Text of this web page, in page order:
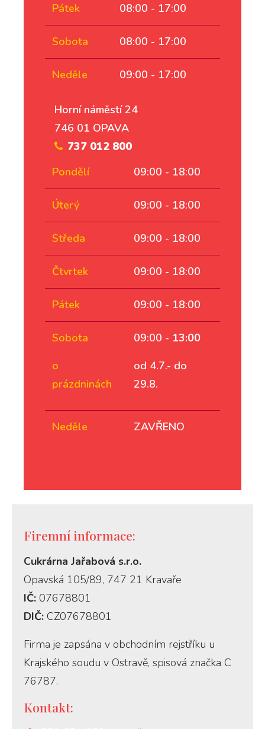
Pátek 08:00 - 17:00
Sobota 08:00 - 17:00
Neděle 09:00 - 17:00
Horní náměstí 24
746 01 OPAVA
737 012 800
Pondělí
09:00 - 18:00
Úterý 09:00 - 18:00
Středa 09:00 - 18:00
Čtvrtek 09:00 - 18:00
Pátek 09:00 - 18:00
Sobota
o
prázdninách
09:00 - 13:00
od 4.7.- do
29.8.
Neděle ZAVŘENO
Firemní informace:
Cukrárna Jařabová s.r.o.
Opavská 105/89, 747 21 Kravaře
IČ: 07678801
DIČ: CZ07678801
Firma je zapsána v obchodním rejstříku u
Krajského soudu v Ostravě, spisová značka C
76787.
Kontakt: